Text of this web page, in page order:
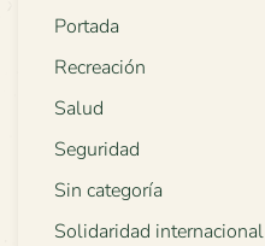
Portada
Recreación
Salud
Seguridad
Sin categoría
Solidaridad internacional